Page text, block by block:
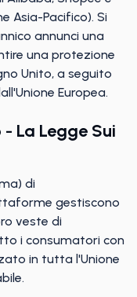
Asia-Pacifico). Si
annunci una
una protezione
Unito, a seguito
Europea.
- La Legge Sui
di
gestiscono
veste di
i consumatori con
in tutta l'Unione